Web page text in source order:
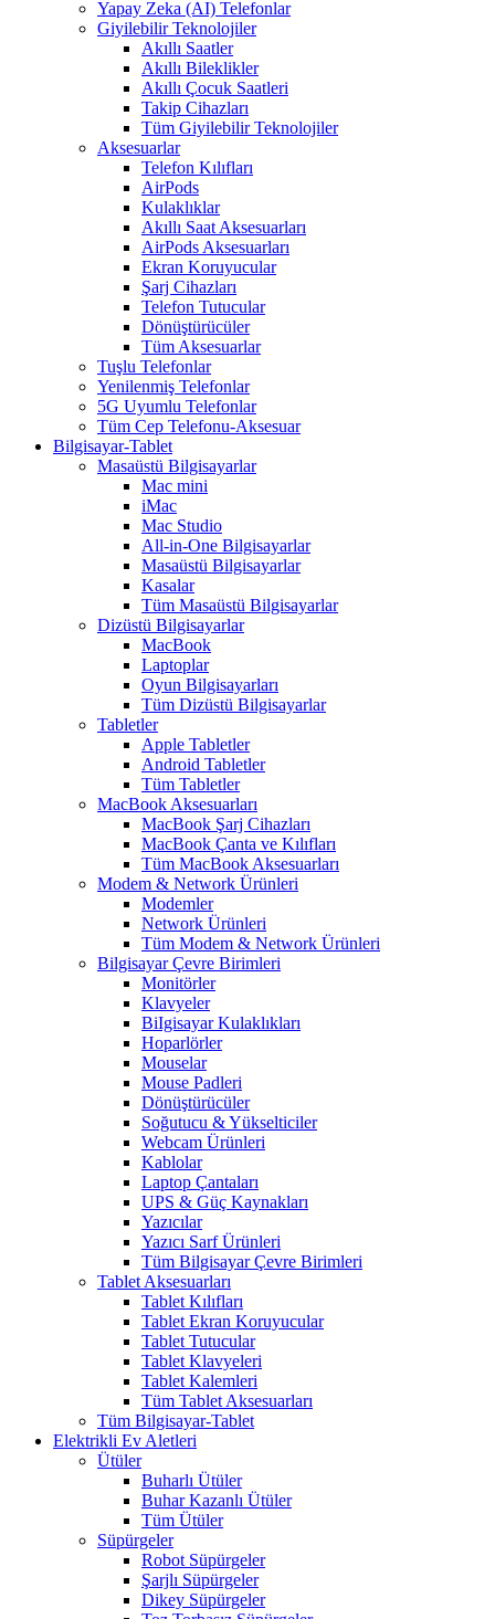
Yapay Zeka (AI) Telefonlar
Giyilebilir Teknolojiler
Akıllı Saatler
Akıllı Bileklikler
Akıllı Çocuk Saatleri
Takip Cihazları
Tüm Giyilebilir Teknolojiler
Aksesuarlar
Telefon Kılıfları
AirPods
Kulaklıklar
Akıllı Saat Aksesuarları
AirPods Aksesuarları
Ekran Koruyucular
Şarj Cihazları
Telefon Tutucular
Dönüştürücüler
Tüm Aksesuarlar
Tuşlu Telefonlar
Yenilenmiş Telefonlar
5G Uyumlu Telefonlar
Tüm Cep Telefonu-Aksesuar
Bilgisayar-Tablet
Masaüstü Bilgisayarlar
Mac mini
iMac
Mac Studio
All-in-One Bilgisayarlar
Masaüstü Bilgisayarlar
Kasalar
Tüm Masaüstü Bilgisayarlar
Dizüstü Bilgisayarlar
MacBook
Laptoplar
Oyun Bilgisayarları
Tüm Dizüstü Bilgisayarlar
Tabletler
Apple Tabletler
Android Tabletler
Tüm Tabletler
MacBook Aksesuarları
MacBook Şarj Cihazları
MacBook Çanta ve Kılıfları
Tüm MacBook Aksesuarları
Modem & Network Ürünleri
Modemler
Network Ürünleri
Tüm Modem & Network Ürünleri
Bilgisayar Çevre Birimleri
Monitörler
Klavyeler
BiIgisayar Kulaklıkları
Hoparlörler
Mouselar
Mouse Padleri
Dönüştürücüler
Soğutucu & Yükselticiler
Webcam Ürünleri
Kablolar
Laptop Çantaları
UPS & Güç Kaynakları
Yazıcılar
Yazıcı Sarf Ürünleri
Tüm Bilgisayar Çevre Birimleri
Tablet Aksesuarları
Tablet Kılıfları
Tablet Ekran Koruyucular
Tablet Tutucular
Tablet Klavyeleri
Tablet Kalemleri
Tüm Tablet Aksesuarları
Tüm Bilgisayar-Tablet
Elektrikli Ev Aletleri
Ütüler
Buharlı Ütüler
Buhar Kazanlı Ütüler
Tüm Ütüler
Süpürgeler
Robot Süpürgeler
Şarjlı Süpürgeler
Dikey Süpürgeler